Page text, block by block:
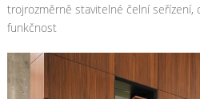
trojrozměrně stavitelné čelní seřízení,
funkčnost